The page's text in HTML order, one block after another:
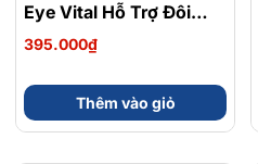
Eye Vital Hỗ Trợ Đôi
Mắt Khỏe Mạnh Hộp 30
395.000₫
Thêm vào giỏ